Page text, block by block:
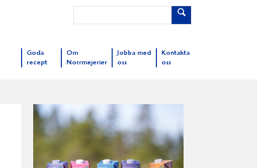
Goda
recept
Om
Norrmejerier
Jobba med
oss
Kontakta
oss